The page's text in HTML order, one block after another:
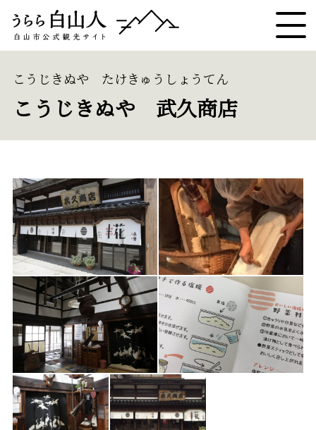
こうじきぬや 武久商店
こうじきぬや たけきゅうしょうてん